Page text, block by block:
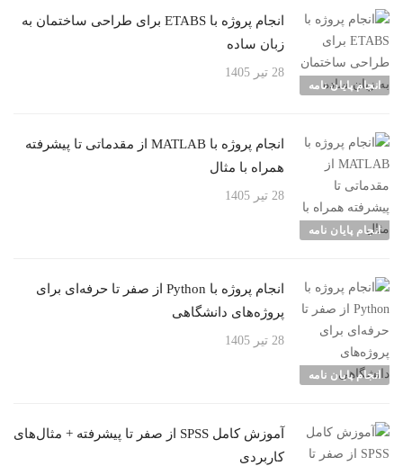
انجام پایان نامه
انجام پروژه با ETABS برای طراحی ساختمان به
زبان ساده
28 تیر 1405
انجام پایان نامه
انجام پروژه با MATLAB از مقدماتی تا پیشرفته
همراه با مثال
28 تیر 1405
انجام پایان نامه
انجام پروژه با Python از صفر تا حرفه‌ای برای
پروژه‌های دانشگاهی
28 تیر 1405
آموزش کامل SPSS از صفر تا پیشرفته + مثال‌های
کاربردی